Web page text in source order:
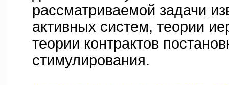
рассматриваемой задачи
активных систем, теории
теории контрактов
стимулирования.